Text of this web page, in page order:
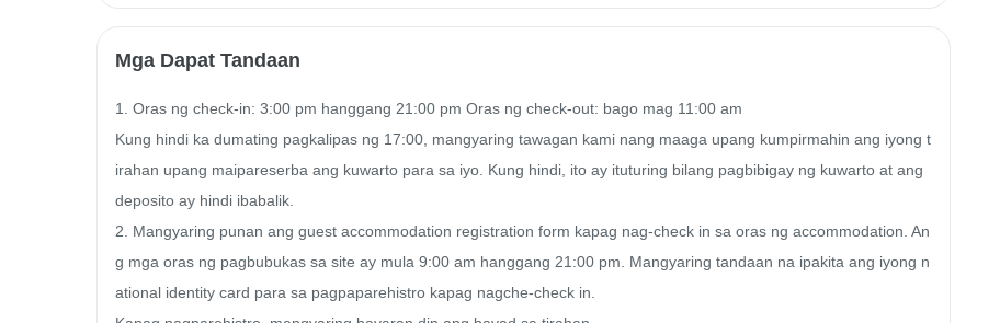
Mga Dapat Tandaan
1. Oras ng check-in: 3:00 pm hanggang 21:00 pm Oras ng check-out: bago mag 11:00 am
Kung hindi ka dumating pagkalipas ng 17:00, mangyaring tawagan kami nang maaga upang kumpirmahin ang iyong t
irahan upang maipareserba ang kuwarto para sa iyo. Kung hindi, ito ay ituturing bilang pagbibigay ng kuwarto at ang
deposito ay hindi ibabalik.
2. Mangyaring punan ang guest accommodation registration form kapag nag-check in sa oras ng accommodation. An
g mga oras ng pagbubukas sa site ay mula 9:00 am hanggang 21:00 pm. Mangyaring tandaan na ipakita ang iyong n
ational identity card para sa pagpaparehistro kapag nagche-check in.